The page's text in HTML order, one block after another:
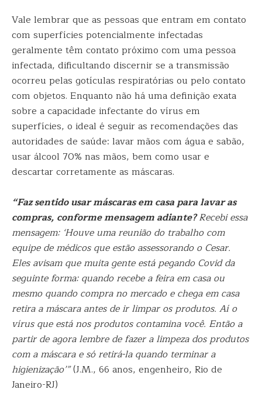
Vale lembrar que as pessoas que entram em contato
com superfícies potencialmente infectadas
geralmente têm contato próximo com uma pessoa
infectada, dificultando discernir se a transmissão
ocorreu pelas gotículas respiratórias ou pelo contato
com objetos. Enquanto não há uma definição exata
sobre a capacidade infectante do vírus em
superfícies, o ideal é seguir as recomendações das
autoridades de saúde: lavar mãos com água e sabão,
usar álcool 70% nas mãos, bem como usar e
descartar corretamente as máscaras.
“Faz sentido usar máscaras em casa para lavar as
compras, conforme mensagem adiante?Recebi essa
mensagem: ‘Houve uma reunião do trabalho com
equipe de médicos que estão assessorando o Cesar.
Eles avisam que muita gente está pegando Covid da
seguinte forma: quando recebe a feira em casa ou
mesmo quando compra no mercado e chega em casa
retira a máscara antes de ir limpar os produtos. Aí o
vírus que está nos produtos contamina você. Então a
partir de agora lembre de fazer a limpeza dos produtos
com a máscara e só retirá-la quando terminar a
higienização’”(J.M., 66 anos, engenheiro, Rio de
Janeiro-RJ)